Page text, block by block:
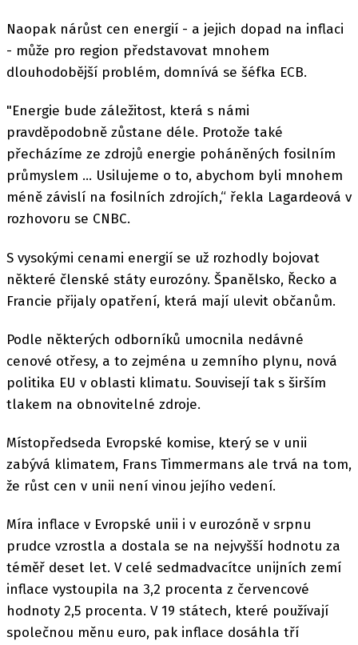
Naopak nárůst cen energií - a jejich dopad na inflaci
- může pro region představovat mnohem
dlouhodobější problém, domnívá se šéfka ECB.
"Energie bude záležitost, která s námi
pravděpodobně zůstane déle. Protože také
přecházíme ze zdrojů energie poháněných fosilním
průmyslem ... Usilujeme o to, abychom byli mnohem
méně závislí na fosilních zdrojích,“ řekla Lagardeová v
rozhovoru se CNBC.
S vysokými cenami energií se už rozhodly bojovat
některé členské státy eurozóny. Španělsko, Řecko a
Francie přijaly opatření, která mají ulevit občanům.
Podle některých odborníků umocnila nedávné
cenové otřesy, a to zejména u zemního plynu, nová
politika EU v oblasti klimatu. Souvisejí tak s širším
tlakem na obnovitelné zdroje.
Místopředseda Evropské komise, který se v unii
zabývá klimatem, Frans Timmermans ale trvá na tom,
že růst cen v unii není vinou jejího vedení.
Míra inflace v Evropské unii i v eurozóně v srpnu
prudce vzrostla a dostala se na nejvyšší hodnotu za
téměř deset let. V celé sedmadvacítce unijních zemí
inflace vystoupila na 3,2 procenta z červencové
hodnoty 2,5 procenta. V 19 státech, které používají
společnou měnu euro, pak inflace dosáhla tří